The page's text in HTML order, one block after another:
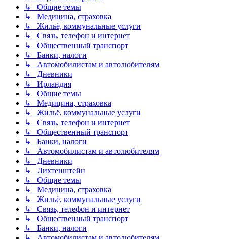
↳ Общие темы
↳ Медицина, страховка
↳ Жильё, коммунальные услуги
↳ Связь, телефон и интернет
↳ Общественный транспорт
↳ Банки, налоги
↳ Автомобилистам и автолюбителям
↳ Дневники
↳ Ирландия
↳ Общие темы
↳ Медицина, страховка
↳ Жильё, коммунальные услуги
↳ Связь, телефон и интернет
↳ Общественный транспорт
↳ Банки, налоги
↳ Автомобилистам и автолюбителям
↳ Дневники
↳ Лихтенштейн
↳ Общие темы
↳ Медицина, страховка
↳ Жильё, коммунальные услуги
↳ Связь, телефон и интернет
↳ Общественный транспорт
↳ Банки, налоги